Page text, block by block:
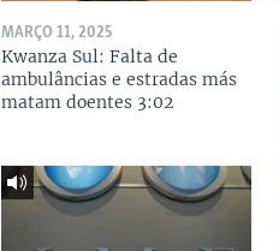
MARÇO 11, 2025
Kwanza Sul: Falta de
ambulâncias e estradas más
matam doentes 3:02